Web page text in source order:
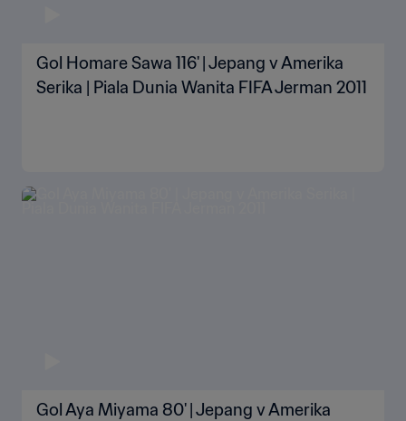
Gol Homare Sawa 116' | Jepang v Amerika
Serika | Piala Dunia Wanita FIFA Jerman 2011
Gol Aya Miyama 80' | Jepang v Amerika